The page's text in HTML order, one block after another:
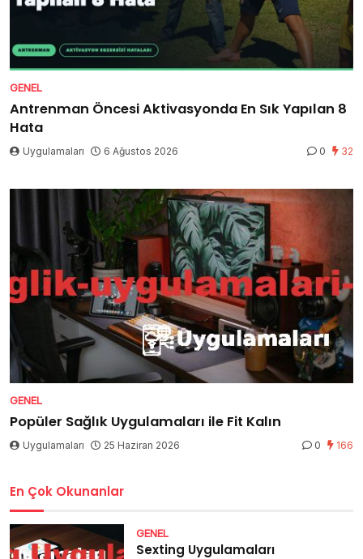
GENEL
Antrenman Öncesi Aktivasyonda En Sık Yapılan 8
Hata
Uygulamaları 6 Ağustos 2026 0 32
GENEL
Popüler Sağlık Uygulamaları ile Fit Kalın
Uygulamaları 25 Haziran 2026 0 166
En Çok Okunanlar
GENEL
Sexting Uygulamaları